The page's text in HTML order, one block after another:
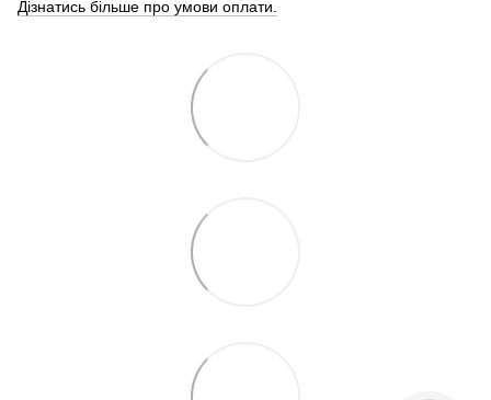
Дізнатись більше про умови оплати.